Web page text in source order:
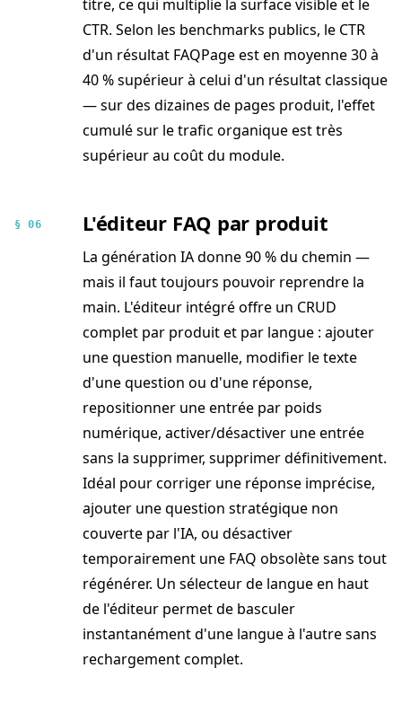
titre, ce qui multiplie la surface visible et le
CTR. Selon les benchmarks publics, le CTR
d'un résultat FAQPage est en moyenne 30 à
40 % supérieur à celui d'un résultat classique
— sur des dizaines de pages produit, l'effet
cumulé sur le trafic organique est très
supérieur au coût du module.
§ 06 L'éditeur FAQ par produit
La génération IA donne 90 % du chemin —
mais il faut toujours pouvoir reprendre la
main. L'éditeur intégré offre un CRUD
complet par produit et par langue : ajouter
une question manuelle, modifier le texte
d'une question ou d'une réponse,
repositionner une entrée par poids
numérique, activer/désactiver une entrée
sans la supprimer, supprimer définitivement.
Idéal pour corriger une réponse imprécise,
ajouter une question stratégique non
couverte par l'IA, ou désactiver
temporairement une FAQ obsolète sans tout
régénérer. Un sélecteur de langue en haut
de l'éditeur permet de basculer
instantanément d'une langue à l'autre sans
rechargement complet.